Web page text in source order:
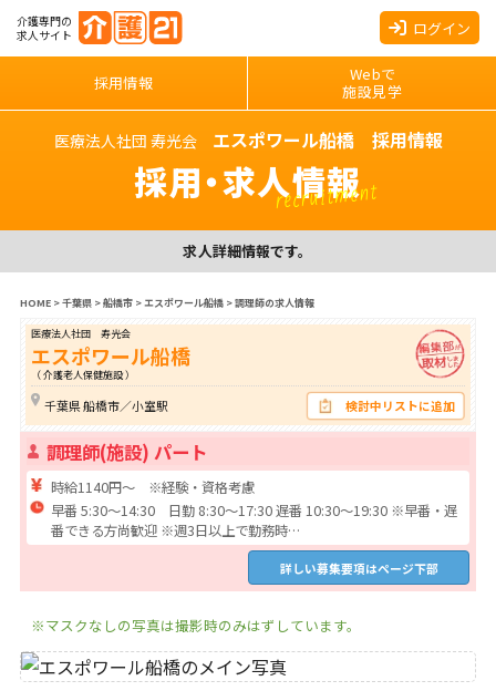
介護専門の
求人サイト
ログイン
採用情報
Webで
施設見学
医療法人社団 寿光会 エスポワール船橋 採用情報
採用・求人情報
recruitment
求人詳細情報です。
HOME>千葉県>船橋市>エスポワール船橋>調理師の求人情報
医療法人社団 寿光会
エスポワール船橋
（ 介護老人保健施設 ）
千葉県 船橋市／小室駅 検討中リストに追加
調理師(施設) パート
時給1140円～ ※経験・資格考慮
早番 5:30～14:30 日勤 8:30～17:30 遅番 10:30～19:30 ※早番・遅
番できる方尚歓迎 ※週3日以上で勤務時…
詳しい募集要項はページ下部
※マスクなしの写真は撮影時のみはずしています。